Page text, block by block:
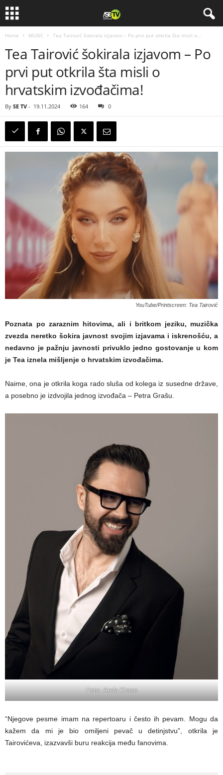
Home MUSIC Tea Tairović šokirala izjavom – Po prvi put otkrila šta misli o...
Tea Tairović šokirala izjavom – Po
prvi put otkrila šta misli o
hrvatskim izvođačima!
By SE TV - 19.11.2024 164 0
YouTube/Printscreen: Tea Tairović
Poznata po zaraznim hitovima, ali i britkom jeziku, muzička
zvezda neretko šokira javnost svojim izjavama i iskrenošću, a
nedavno je pažnju javnosti privuklo jedno gostovanje u kom
je Tea iznela mišljenje o hrvatskim izvođačima.
Naime, ona je otkrila koga rado sluša od kolega iz susedne države,
a posebno je izdvojila jednog izvođača – Petra Grašu.
Foto: Anda Graso
“Njegove pesme imam na repertoaru i često ih pevam. Mogu da
kažem da mi je bio omiljeni pevač u detinjstvu”, otkrila je
Tairovićeva, izazvavši buru reakcija među fanovima.